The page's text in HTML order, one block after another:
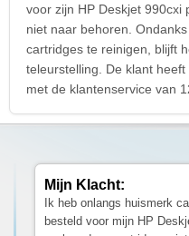
voor zijn HP Deskjet 990cxi
niet naar behoren.
cartridges te reinigen, blijft
teleurstelling. De klant
met de klantenservice van
Mijn Klacht:
Ik heb onlangs huismerk
besteld voor mijn HP